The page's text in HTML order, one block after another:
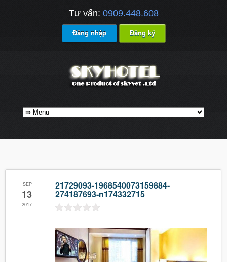
Tư vấn: 0909.448.608
Đăng nhập Đăng ký
SEP
13
2017
21729093-1968540073159884-
274187693-n174332715